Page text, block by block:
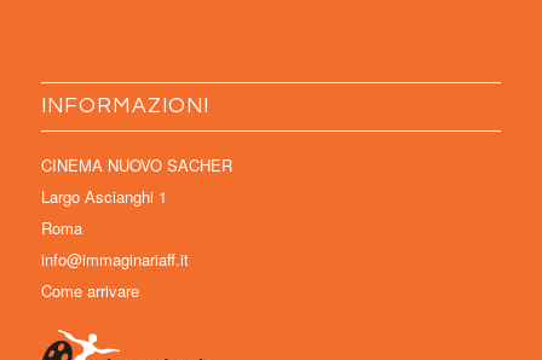
INFORMAZIONI
CINEMA NUOVO SACHER
Largo Ascianghi 1
Roma
info@immaginariaff.it
Come arrivare